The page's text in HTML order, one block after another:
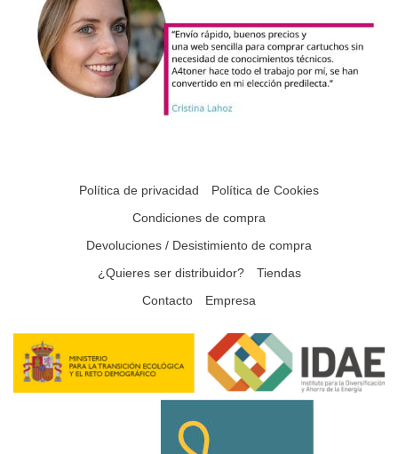
Política de privacidad
Política de Cookies
Condiciones de compra
Devoluciones / Desistimiento de compra
¿Quieres ser distribuidor?
Tiendas
Contacto
Empresa